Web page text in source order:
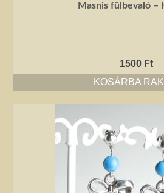
Masnis fülbevaló –
1500 Ft
KOSÁRBA